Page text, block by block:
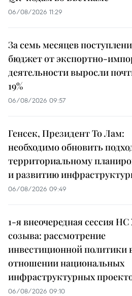
06/08/2026 11:29
За семь месяцев
бюджет от экспортно-
деятельности выросли
19%
06/08/2026 09:57
Генсек, Президент То Лам:
необходимо обновить
территориальному
и развитию
06/08/2026 09:49
1-я внеочередная сессия НС
созыва: рассмотрение
инвестиционной политики
отношении национальных
инфраструктурных
06/08/2026 09:10